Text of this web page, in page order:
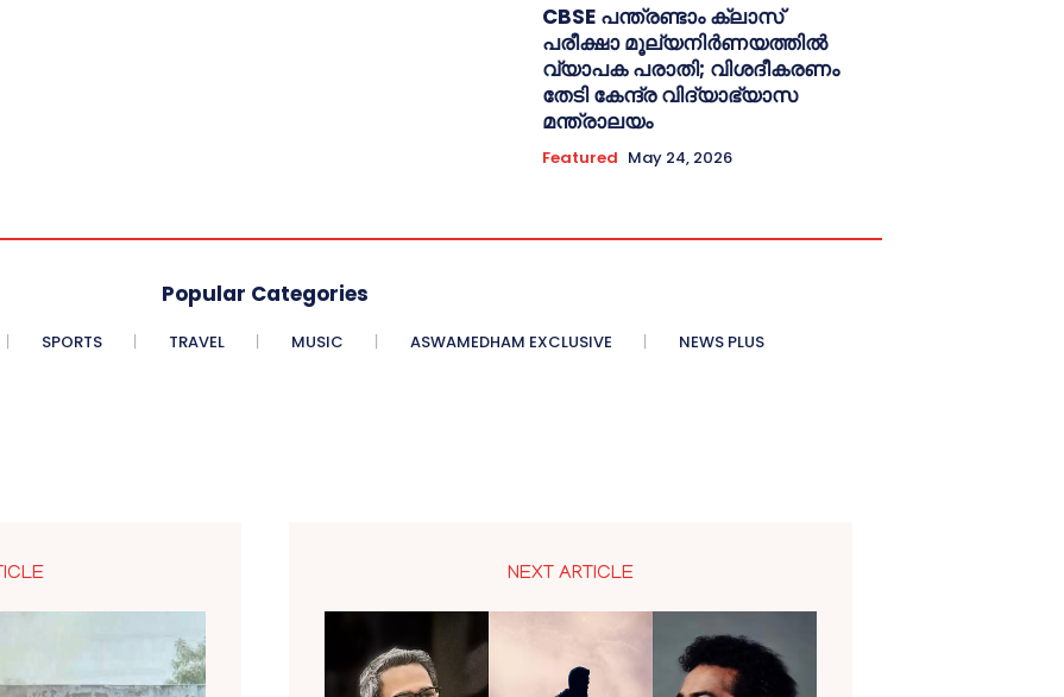
CBSE പന്ത്രണ്ടാം ക്ലാസ്
പരീക്ഷാ മൂല്യനിർണയത്തിൽ
വ്യാപക പരാതി; വിശദീകരണം
തേടി കേന്ദ്ര വിദ്യാഭ്യാസ
മന്ത്രാലയം
Featured May 24, 2026
Popular Categories
SPORTS TRAVEL MUSIC ASWAMEDHAM EXCLUSIVE NEWS PLUS
NEXT ARTICLE